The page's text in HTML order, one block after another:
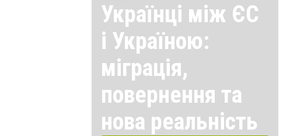
Українці між ЄС
і Україною:
міграція,
повернення та
нова реальність